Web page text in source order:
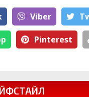
Viber
Pinterest